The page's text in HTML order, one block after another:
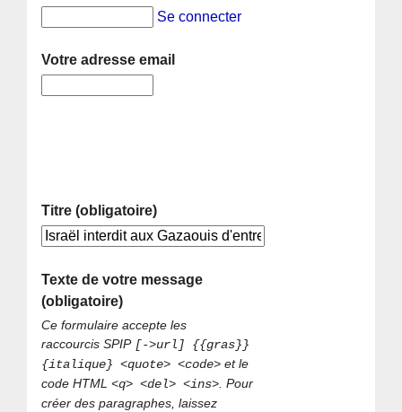
Se connecter
Votre adresse email
Titre (obligatoire)
Texte de votre message
(obligatoire)
Ce formulaire accepte les
raccourcis SPIP [->url] {{gras}}
{italique} <quote> <code> et le
code HTML<q> <del> <ins> . Pour
créer des paragraphes, laissez